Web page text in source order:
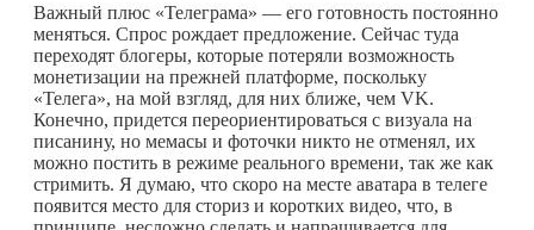
Важный плюс «Телеграма» — его готовность постоянно
меняться. Спрос рождает предложение. Сейчас туда
переходят блогеры, которые потеряли возможность
монетизации на прежней платформе, поскольку
«Телега», на мой взгляд, для них ближе, чем VK.
Конечно, придется переориентироваться с визуала на
писанину, но мемасы и фоточки никто не отменял, их
можно постить в режиме реального времени, так же как
стримить. Я думаю, что скоро на месте аватара в телеге
появится место для сториз и коротких видео, что, в